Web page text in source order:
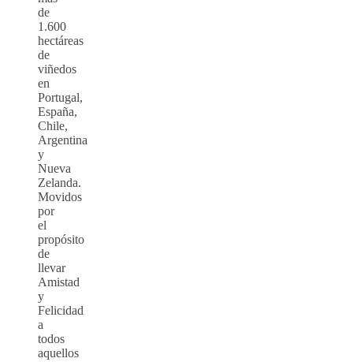
de
1.600
hectáreas
de
viñedos
en
Portugal,
España,
Chile,
Argentina
y
Nueva
Zelanda.
Movidos
por
el
propósito
de
llevar
Amistad
y
Felicidad
a
todos
aquellos